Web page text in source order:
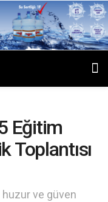
Eğitim
Toplantısı
huzur ve güven